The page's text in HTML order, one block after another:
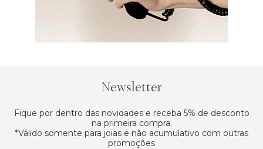
Newsletter
Fique por dentro das novidades e receba 5% de desconto
na primeira compra.
*Válido somente para joias e não acumulativo com outras
promoções